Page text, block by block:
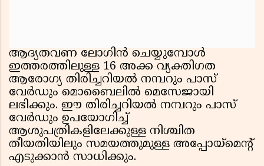
ആദ്യതവണ ലോഗിന്‍ ചെയ്യുമ്പോള്‍
ഇത്തരത്തിലുള്ള 16 അക്ക വ്യക്തിഗത
ആരോഗ്യ തിരിച്ചറിയല്‍ നമ്പറും പാസ്
വേര്‍ഡും മൊബൈലില്‍ മെസേജായി
ലഭിക്കും. ഈ തിരിച്ചറിയല്‍ നമ്പറും പാസ്
വേര്‍ഡും ഉപയോഗിച്ച്
ആശുപത്രികളിലേക്കുള്ള നിശ്ചിത
തീയതിയിലും സമയത്തുമുള്ള അപ്പോയ്‌മെന്റ്
എടുക്കാന്‍ സാധിക്കും.